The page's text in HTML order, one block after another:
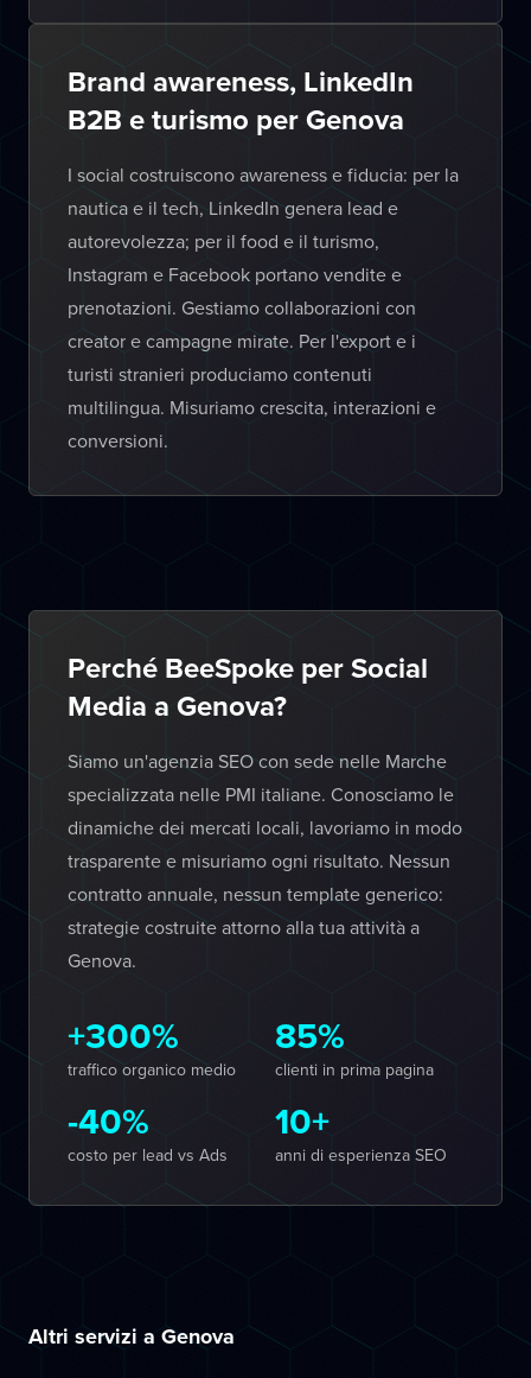
Brand awareness, LinkedIn
B2B e turismo per Genova
I social costruiscono awareness e fiducia: per la
nautica e il tech, LinkedIn genera lead e
autorevolezza; per il food e il turismo,
Instagram e Facebook portano vendite e
prenotazioni. Gestiamo collaborazioni con
creator e campagne mirate. Per l'export e i
turisti stranieri produciamo contenuti
multilingua. Misuriamo crescita, interazioni e
conversioni.
Perché BeeSpoke per Social
Media a Genova?
Siamo un'agenzia SEO con sede nelle Marche
specializzata nelle PMI italiane. Conosciamo le
dinamiche dei mercati locali, lavoriamo in modo
trasparente e misuriamo ogni risultato. Nessun
contratto annuale, nessun template generico:
strategie costruite attorno alla tua attività a
Genova.
+300%
traffico organico medio
85%
clienti in prima pagina
-40%
costo per lead vs Ads
10+
anni di esperienza SEO
Altri servizi a Genova